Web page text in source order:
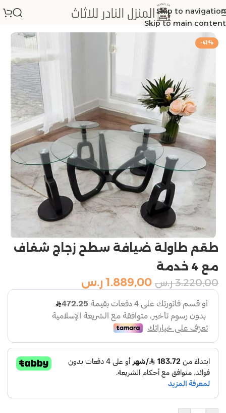
Skip to navigation
Skip to main content
الرئيسية/اطقم طاولات
-41%
طقم طاولة ضيافة سطح زجاج شفاف
مع 4 خدمة
3.220,00 ر.س 1.889,00 ر.س